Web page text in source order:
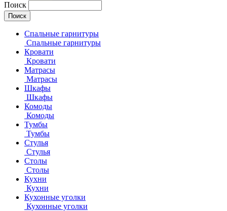
Поиск
Спальные гарнитуры
Спальные гарнитуры
Кровати
Кровати
Матрасы
Матрасы
Шкафы
Шкафы
Комоды
Комоды
Тумбы
Тумбы
Стулья
Стулья
Столы
Столы
Кухни
Кухни
Кухонные уголки
Кухонные уголки